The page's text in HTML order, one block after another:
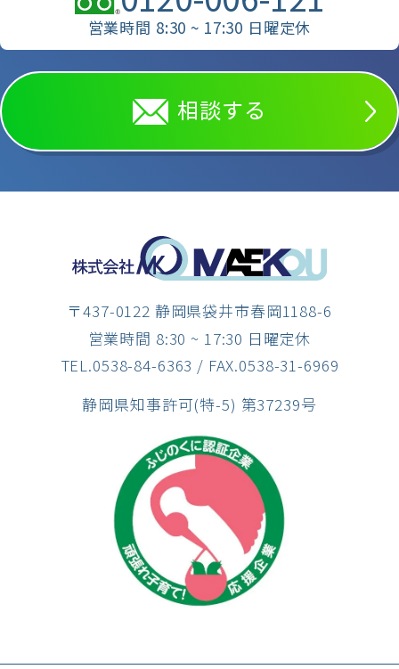
営業時間 8:30 ~ 17:30 日曜定休
相談する
〒437-0122 静岡県袋井市春岡1188-6
営業時間 8:30 ~ 17:30 日曜定休
TEL.0538-84-6363 / FAX.0538-31-6969
静岡県知事許可(特-5) 第37239号